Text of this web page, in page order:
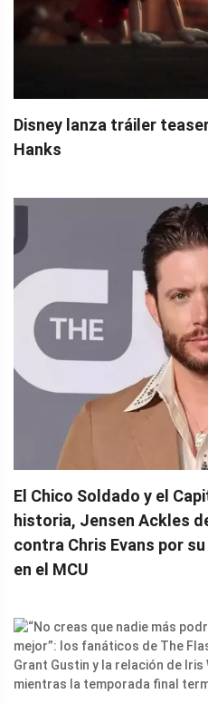
Disney lanza tráiler
Hanks
El Chico Soldado y el
historia, Jensen Ackles
contra Chris Evans por
en el MCU